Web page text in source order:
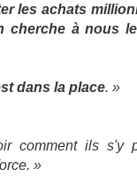
les achats
cherche à nous
dans la place. »
comment ils s'y
»